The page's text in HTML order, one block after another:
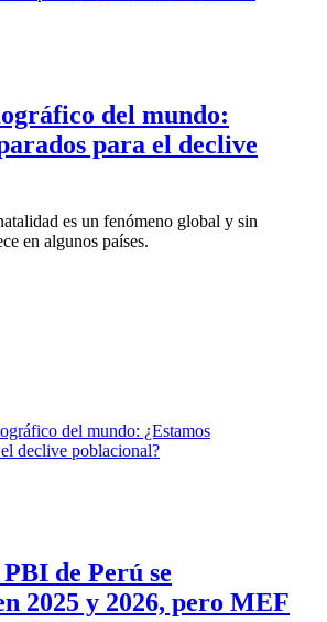
del mundo:
para el declive
es un fenómeno global y sin
en algunos países.
de Perú se
2025 y 2026, pero MEF